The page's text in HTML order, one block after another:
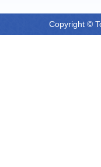
Copyright ©